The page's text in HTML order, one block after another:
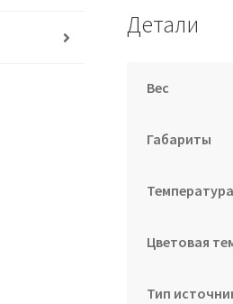
Детали
Вес
Габариты
Цветовая
Тип